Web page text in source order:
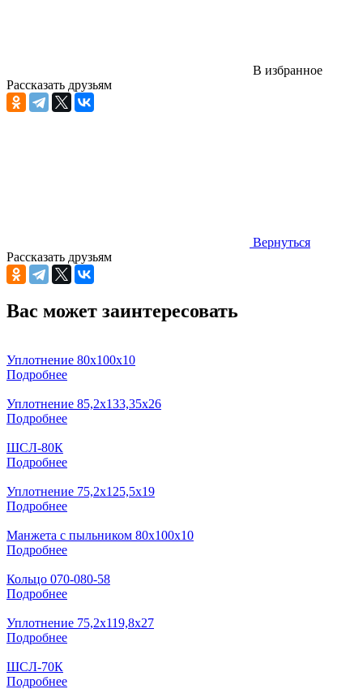
В избранное
Рассказать друзьям
Вернуться
Рассказать друзьям
Вас может заинтересовать
Уплотнение 80х100х10
Подробнее
Уплотнение 85,2х133,35х26
Подробнее
ШСЛ-80К
Подробнее
Уплотнение 75,2х125,5х19
Подробнее
Манжета с пыльником 80х100х10
Подробнее
Кольцо 070-080-58
Подробнее
Уплотнение 75,2х119,8х27
Подробнее
ШСЛ-70К
Подробнее